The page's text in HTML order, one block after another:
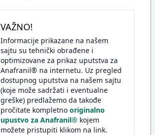
VAŽNO!
Informacije prikazane na našem
sajtu su tehnički obrađene i
optimizovane za prikaz uputstva za
Anafranil® na internetu. Uz pregled
dostupnog uputstva na našem sajtu
(koje može sadržati i eventualne
greške) predlažemo da takođe
pročitate kompletno originalno
upustvo za Anafranil® kojem
možete pristupiti klikom na link.